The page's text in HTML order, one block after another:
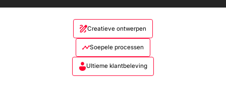
Creatieve ontwerpen
Soepele processen
Ultieme klantbeleving